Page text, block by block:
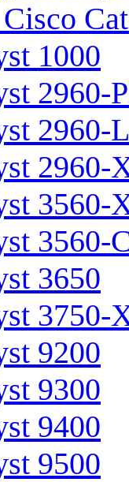
1000
2960-
2960-L
2960-
3560-
3560-
3650
3750-
9200
9300
9400
9500